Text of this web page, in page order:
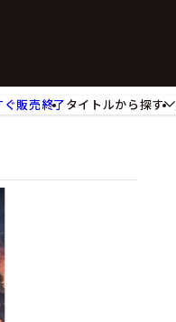
ぐ販売終了タイトルから探す
ドホルダー
貨
ル衣類